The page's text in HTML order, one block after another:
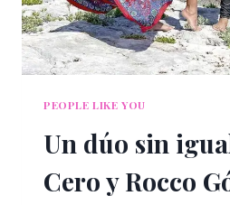
PEOPLE LIKE YOU
Un dúo sin
Cero y Rocco